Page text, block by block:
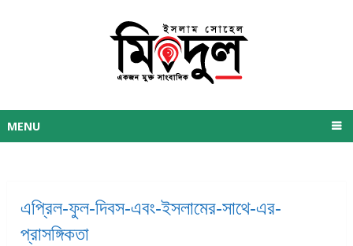
MENU
এপ্রিল-ফুল-দিবস-এবং-ইসলামের-সাথে-এর-
প্রাসঙ্গিকতা